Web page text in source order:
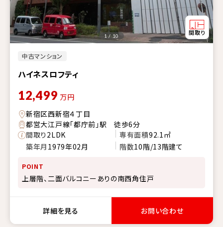
中古マンション
ハイネスロフティ
1 / 10
12,499 万円
新宿区西新宿４丁目
都営大江戸線「都庁前」駅 徒歩6分
間取り2LDK 専有面積92.1㎡
築年月 1979年02月 階数10階/13階建て
POINT
上層階、二面バルコニーありの南西角住戸
詳細を見る お問い合わせ